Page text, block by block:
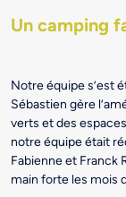
Un camping
Notre équipe s’est
Sébastien gère
verts et des
notre équipe était
Fabienne et Franck
main forte les mois